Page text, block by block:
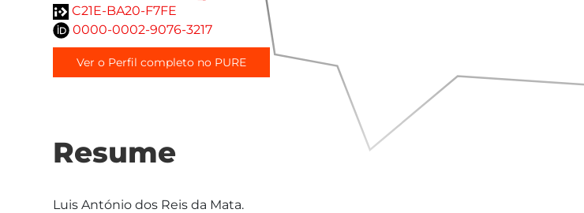
C21E-BA20-F7FE
0000-0002-9076-3217
Ver o Perfil completo no PURE
Resume
Luis António dos Reis da Mata.